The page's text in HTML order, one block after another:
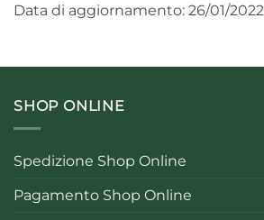
Data di aggiornamento: 26/01/2022
SHOP ONLINE
Spedizione Shop Online
Pagamento Shop Online